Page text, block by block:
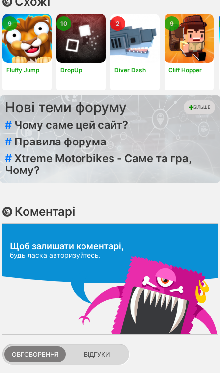
Fluffy Jump
9
DropUp
10
Diver Dash
2
Cliff Hopper
9
Нові теми форуму БІЛЬШЕ
# Чому саме цей сайт?
# Правила форума
# Xtreme Motorbikes - Саме та гра,
Чому?
Коментарі
Щоб залишати коментарі,
будь ласка авторизуйтесь.
ОБГОВОРЕННЯ ВІДГУКИ